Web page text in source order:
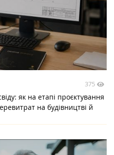
375
як на етапі проєктування
на будівництві й